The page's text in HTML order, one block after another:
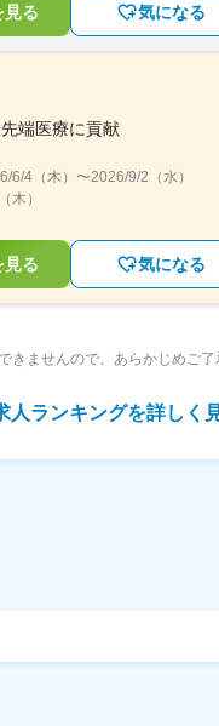
見る 気になる
端医療に貢献
6/4（木） 〜2026/9/2（水）
木）
見る 気になる
きませんので、あらかじめご了
人ランキングを詳しく